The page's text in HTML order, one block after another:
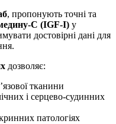
, пропонують точні та
С (IGF-I) у
достовірні дані для
дозволяє:
тканини
і серцево-судинних
патологіях